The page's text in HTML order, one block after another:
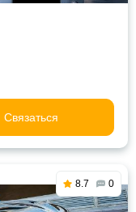
Связаться
8.7 0